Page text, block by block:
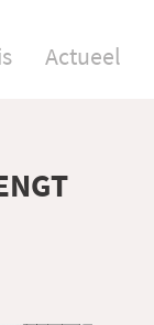
Actueel